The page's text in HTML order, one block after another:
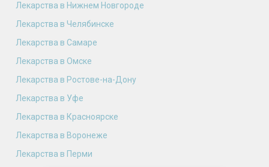
Лекарства в Нижнем Новгороде
Лекарства в Челябинске
Лекарства в Самаре
Лекарства в Омске
Лекарства в Ростове-на-Дону
Лекарства в Уфе
Лекарства в Красноярске
Лекарства в Воронеже
Лекарства в Перми